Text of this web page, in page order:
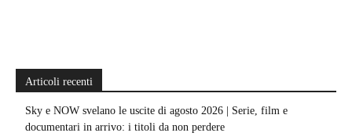
Articoli recenti
Sky e NOW svelano le uscite di agosto 2026 | Serie, film e
documentari in arrivo: i titoli da non perdere